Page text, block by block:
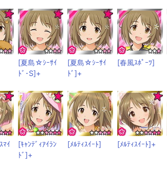
[夏島☆ｼｰｻｲ
ﾄﾞ･S]+
[夏島☆ｼｰｻｲ
ﾄﾞ]+
[春風ｽﾎﾟｰﾂ]
ﾏｲ
[ｷｬﾝﾃﾞｨｱｲﾗﾝ
ﾄﾞ]+
[ﾒﾙﾃｨｽｲｰﾄ] [ﾒﾙﾃｨｽｲｰﾄ]+